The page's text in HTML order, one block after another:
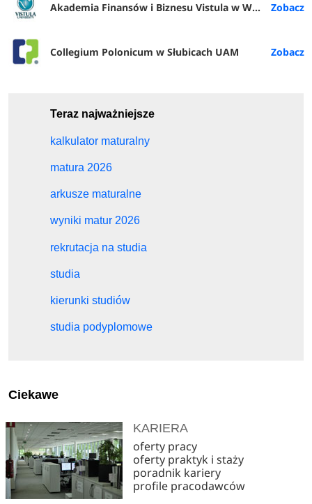
Akademia Finansów i Biznesu Vistula w Warszawie
Collegium Polonicum w Słubicach UAM
Teraz najważniejsze
kalkulator maturalny
matura 2026
arkusze maturalne
wyniki matur 2026
rekrutacja na studia
studia
kierunki studiów
studia podyplomowe
Ciekawe
KARIERA
oferty pracy
oferty praktyk i staży
poradnik kariery
profile pracodawców